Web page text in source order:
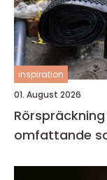
inspiration
01. August 2026
Rörspräckning effektivt ledningsbyte utan
omfattande